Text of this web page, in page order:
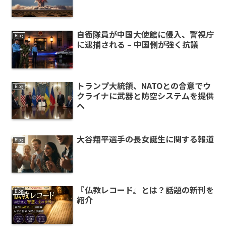
Blog
自衛隊員が中国大使館に侵入、警視庁
に逮捕される – 中国側が強く抗議
Blog
トランプ大統領、NATOとの合意でウ
クライナに武器と防空システムを提供
へ
Blog 大谷翔平選手の長女誕生に関する報道
Blog
『仏教レコード』とは？話題の新刊を
紹介